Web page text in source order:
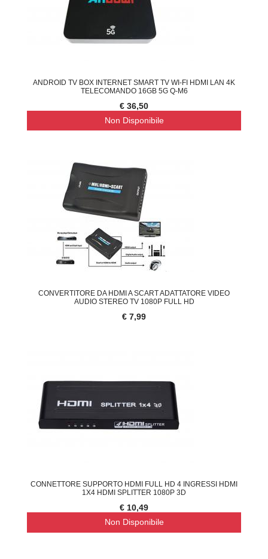
ANDROID TV BOX INTERNET SMART TV WI-FI HDMI LAN 4K
TELECOMANDO 16GB 5G Q-M6
€ 36,50
Non Disponibile
CONVERTITORE DA HDMI A SCART ADATTATORE VIDEO
AUDIO STEREO TV 1080P FULL HD
€ 7,99
CONNETTORE SUPPORTO HDMI FULL HD 4 INGRESSI HDMI
1X4 HDMI SPLITTER 1080P 3D
€ 10,49
Non Disponibile